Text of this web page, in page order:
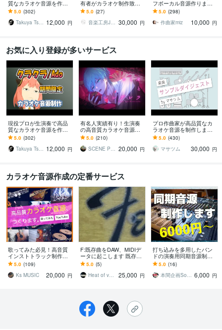
質なカラオケ音源を作成
します オールジャンル対
応！ハイクオリティーな
歌ってみたに！商用無料
5.0 (302)
Takuya Tsuneta 12,000 円
有者がカラオケ制作致し
ます サンプルあり！ギタ
ー、ベースは生演奏にて
対応致します！
5.0 (27)
音楽工房JOYS 30,000 円
フボーカル音源作ります
TV番組、大型フェスなど
音楽担当多数！受注実績7
50件以上♪
5.0 (298)
作曲家miz
10,000 円
お気に入り登録が多いサービス
現役プロが生演奏で高品
質なカラオケ音源を作成
します オールジャンル対
応！ハイクオリティーな
歌ってみたに！商用無料
5.0 (302)
Takuya Tsuneta 12,000 円
有名人実績有り！生演奏
の高音質カラオケ音源作
ります 本物のクオリティ
を求める方はこちらへ
【初心者の方も大歓
5.0 (210)
SCENE PROJECT 20,000 円
プロ作曲家が高品質なカ
ラオケ音源を制作します
歌ってみたを作りたい！
歌いたい曲のオケがな
い！でお困りの方
5.0 (430)
マサツム
30,000 円
カラオケ音源作成の定番サービス
歌ってみた必見！高音質
インストトラック制作し
ます 原曲からボーカルだ
けを消したかのようなイ
ンストトラック！
5.0 (109)
Ks MUSIC
20,000 円
F:既存曲をDAW、MIDIデ
ータに起こします 既存楽
曲を耳コピして全トラッ
クをトレースします
5.0 (5)
Heat of vaporization
25,000 円
打ち込みを多用したバン
ドの演奏用同期音源制作
します ドンカマ等を使用
したバンドでの同期用の
音源の作成です。
5.0 (16)
本間企画SoundDesign 6,000 円